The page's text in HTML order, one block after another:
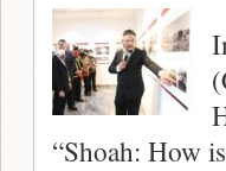
“Shoah: How